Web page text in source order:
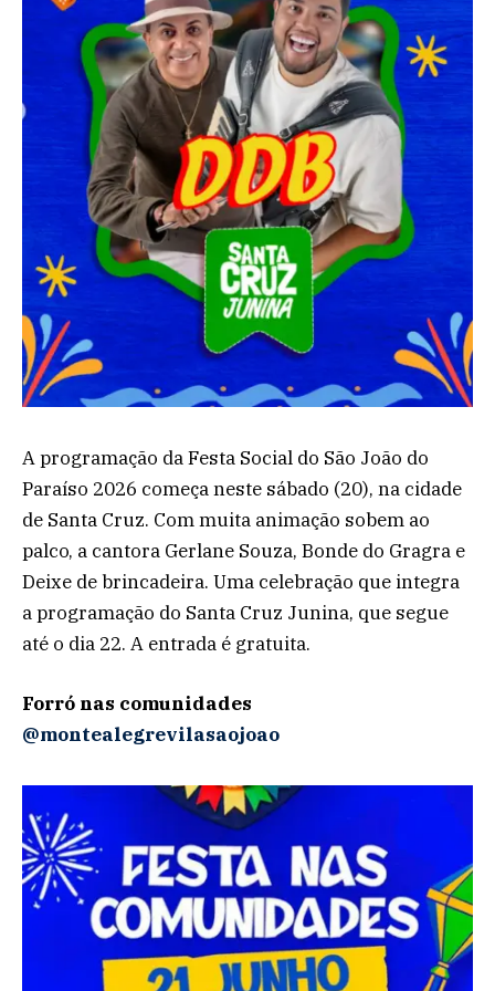
A programação da Festa Social do São João do
Paraíso 2026 começa neste sábado (20), na cidade
de Santa Cruz. Com muita animação sobem ao
palco, a cantora Gerlane Souza, Bonde do Gragra e
Deixe de brincadeira. Uma celebração que integra
a programação do Santa Cruz Junina, que segue
até o dia 22. A entrada é gratuita.
Forró nas comunidades
@montealegrevilasaojoao